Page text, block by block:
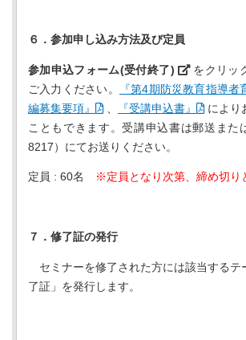
６．参加申し込み方法及び定員
参加申込フォーム(受付終了)
をクリッ
ご入力ください。
『第4期防災教育指導
編募集要項』
『受講申込書』
により
こともできます。受講申込書は郵送また
8217）にてお送りください。
定員 : 60名 ※定員となり次第、締め切り
７．修了証の発行
セミナーを修了された方には該当するテ
了証」を発行します。